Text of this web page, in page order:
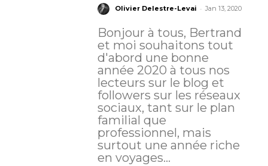
Olivier Delestre-Levai - Jan 13, 2020
Bonjour à tous, Bertrand
et moi souhaitons tout
d'abord une bonne
année 2020 à tous nos
lecteurs sur le blog et
followers sur les réseaux
sociaux, tant sur le plan
familial que
professionnel, mais
surtout une année riche
en voyages...